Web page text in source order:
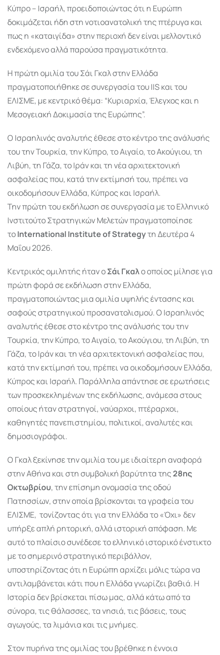
Κύπρο – Ισραήλ, προειδοποιώντας ότι η Ευρώπη
δοκιμάζεται ήδη στη νοτιοανατολική της πτέρυγα και
πως η «καταιγίδα» στην περιοχή δεν είναι μελλοντικό
ενδεχόμενο αλλά παρούσα πραγματικότητα.
Η πρώτη ομιλία του Σάι Γκαλ στην Ελλάδα
πραγματοποιήθηκε σε συνεργασία του IIS και του
ΕΛΙΣΜΕ, με κεντρικό θέμα: “Κυριαρχία, Έλεγχος και η
Μεσογειακή Δοκιμασία της Ευρώπης”.
Ο Ισραηλινός αναλυτής έθεσε στο κέντρο της ανάλυσής
του την Τουρκία, την Κύπρο, το Αιγαίο, το Ακούγιου, τη
Λιβύη, τη Γάζα, το Ιράν και τη νέα αρχιτεκτονική
ασφαλείας που, κατά την εκτίμησή του, πρέπει να
οικοδομήσουν Ελλάδα, Κύπρος και Ισραήλ.
Την πρώτη του εκδήλωση σε συνεργασία με το Ελληνικό
Ινστιτούτο Στρατηγικών Μελετών πραγματοποίησε
τοInternational Institute of Strategyτη Δευτέρα 4
Μαΐου 2026.
Κεντρικός ομιλητής ήταν οΣάι Γκαλο οποίος μίλησε για
πρώτη φορά σε εκδήλωση στην Ελλάδα,
πραγματοποιώντας μια ομιλία υψηλής έντασης και
σαφούς στρατηγικού προσανατολισμού. Ο Ισραηλινός
αναλυτής έθεσε στο κέντρο της ανάλυσής του την
Τουρκία, την Κύπρο, το Αιγαίο, το Ακούγιου, τη Λιβύη, τη
Γάζα, το Ιράν και τη νέα αρχιτεκτονική ασφαλείας που,
κατά την εκτίμησή του, πρέπει να οικοδομήσουν Ελλάδα,
Κύπρος και Ισραήλ. Παράλληλα απάντησε σε ερωτήσεις
των προσκεκλημένων της εκδήλωσης, ανάμεσα στους
οποίους ήταν στρατηγοί, ναύαρχοι, πτέραρχοι,
καθηγητές πανεπιστημίου, πολιτικοί, αναλυτές και
δημοσιογράφοι.
Ο Γκαλ ξεκίνησε την ομιλία του με ιδιαίτερη αναφορά
στην Αθήνα και στη συμβολική βαρύτητα της28ης
Οκτωβρίου, την επίσημη ονομασία της οδού
Πατησσίων, στην οποία βρίσκονται τα γραφεία του
ΕΛΙΣΜΕ, τονίζοντας ότι για την Ελλάδα το «Όχι» δεν
υπήρξε απλή ρητορική, αλλά ιστορική απόφαση. Με
αυτό το πλαίσιο συνέδεσε το ελληνικό ιστορικό ένστικτο
με το σημερινό στρατηγικό περιβάλλον,
υποστηρίζοντας ότι η Ευρώπη αρχίζει μόλις τώρα να
αντιλαμβάνεται κάτι που η Ελλάδα γνωρίζει βαθιά. Η
Ιστορία δεν βρίσκεται πίσω μας, αλλά κάτω από τα
σύνορα, τις θάλασσες, τα νησιά, τις βάσεις, τους
αγωγούς, τα λιμάνια και τις μνήμες.
Στον πυρήνα της ομιλίας του βρέθηκε η έννοια